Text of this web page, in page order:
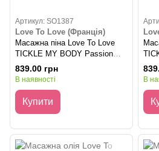
Артикул: SO1387
Love To Love (Франція)
Масажна піна Love To Love
TICKLE MY BODY Passion
Fruit (150 мл) зволожувальна
839.00 грн
В наявності
Купити
В